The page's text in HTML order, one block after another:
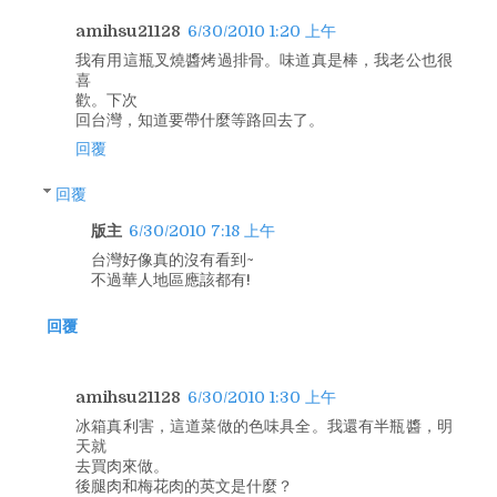
amihsu21128 6/30/2010 1:20 上午
我有用這瓶叉燒醬烤過排骨。味道真是棒，我老公也很
喜
歡。下次
回台灣，知道要帶什麼等路回去了。
回覆
回覆
版主 6/30/2010 7:18 上午
台灣好像真的沒有看到~
不過華人地區應該都有!
回覆
amihsu21128 6/30/2010 1:30 上午
冰箱真利害，這道菜做的色味具全。我還有半瓶醬，明
天就
去買肉來做。
後腿肉和梅花肉的英文是什麼？